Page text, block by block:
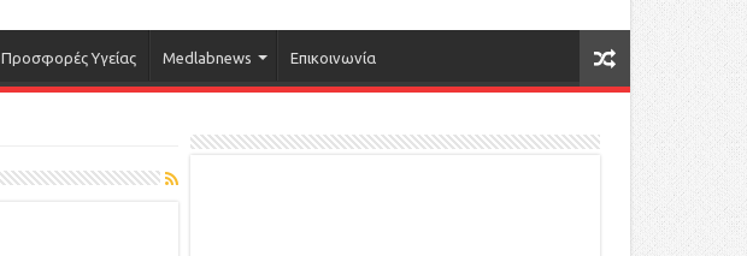
Προσφορές Υγείας Medlabnews Επικοινωνία